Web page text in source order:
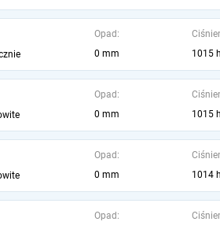
Opad:
0 mm
1015
Opad:
0 mm
1015
Opad:
0 mm
1014
Opad: